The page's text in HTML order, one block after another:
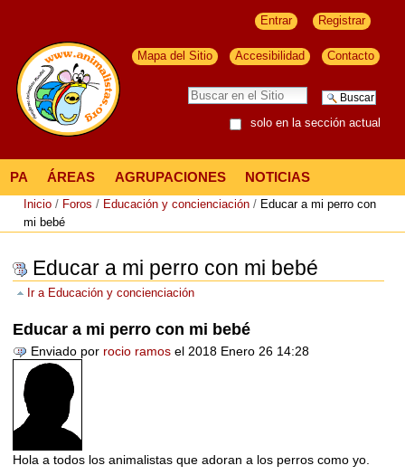
Entrar Registrar
Mapa del Sitio Accesibilidad Contacto
solo en la sección actual
PA ÁREAS AGRUPACIONES NOTICIAS
Inicio / Foros / Educación y concienciación / Educar a mi perro con
mi bebé
Educar a mi perro con mi bebé
Ir a Educación y concienciación
Educar a mi perro con mi bebé
Enviado por rocio ramos el 2018 Enero 26 14:28
Hola a todos los animalistas que adoran a los perros como yo.